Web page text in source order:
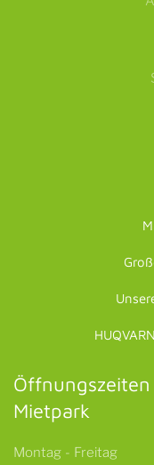
Öffnungszeiten
Mietpark
Montag - Freitag